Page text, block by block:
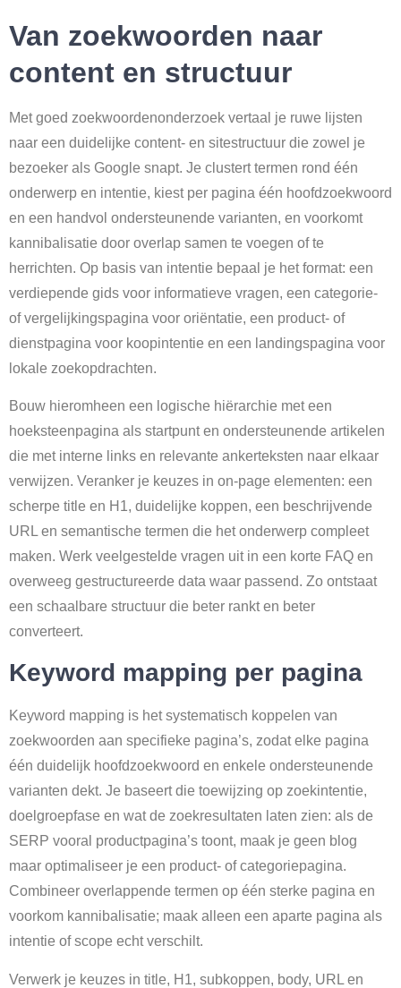
Van zoekwoorden naar
content en structuur
Met goed zoekwoordenonderzoek vertaal je ruwe lijsten
naar een duidelijke content- en sitestructuur die zowel je
bezoeker als Google snapt. Je clustert termen rond één
onderwerp en intentie, kiest per pagina één hoofdzoekwoord
en een handvol ondersteunende varianten, en voorkomt
kannibalisatie door overlap samen te voegen of te
herrichten. Op basis van intentie bepaal je het format: een
verdiepende gids voor informatieve vragen, een categorie-
of vergelijkingspagina voor oriëntatie, een product- of
dienstpagina voor koopintentie en een landingspagina voor
lokale zoekopdrachten.
Bouw hieromheen een logische hiërarchie met een
hoeksteenpagina als startpunt en ondersteunende artikelen
die met interne links en relevante ankerteksten naar elkaar
verwijzen. Veranker je keuzes in on-page elementen: een
scherpe title en H1, duidelijke koppen, een beschrijvende
URL en semantische termen die het onderwerp compleet
maken. Werk veelgestelde vragen uit in een korte FAQ en
overweeg gestructureerde data waar passend. Zo ontstaat
een schaalbare structuur die beter rankt en beter
converteert.
Keyword mapping per pagina
Keyword mapping is het systematisch koppelen van
zoekwoorden aan specifieke pagina’s, zodat elke pagina
één duidelijk hoofdzoekwoord en enkele ondersteunende
varianten dekt. Je baseert die toewijzing op zoekintentie,
doelgroepfase en wat de zoekresultaten laten zien: als de
SERP vooral productpagina’s toont, maak je geen blog
maar optimaliseer je een product- of categoriepagina.
Combineer overlappende termen op één sterke pagina en
voorkom kannibalisatie; maak alleen een aparte pagina als
intentie of scope echt verschilt.
Verwerk je keuzes in title, H1, subkoppen, body, URL en